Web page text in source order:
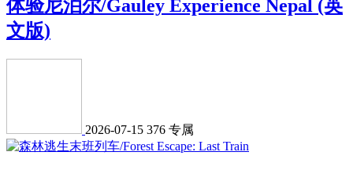
体验尼泊尔/Gauley Experience Nepal (英
文版)
2026-07-15 376 专属